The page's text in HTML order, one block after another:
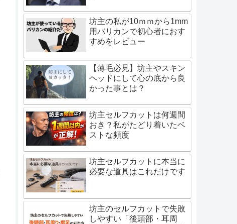
坊主の私が10ｍｍから1mm
用バリカンで初心者におす
すめをレビュー
【薄毛必見】坊主やスキン
ヘッドにして心の底から良
かった事とは？
坊主セルフカットは何週間
おき？私がたどり着いたベ
ストな頻度
坊主セルフカットに本当に
必要な道具はこれだけです
坊主のセルフカットで失敗
しやすい「後頭部・耳周